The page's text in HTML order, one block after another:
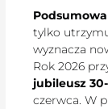
tylko
wyznacza
Rok 2026
jubileusz
czerwca. W